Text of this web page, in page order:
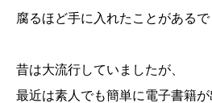
腐るほど手に入れたことがあるで
昔は大流行していましたが、
最近は素人でも簡単に電子書籍